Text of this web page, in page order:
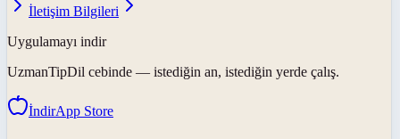
İletişim Bilgileri
Uygulamayı indir
UzmanTipDil cebinde — istediğin an, istediğin yerde çalış.
İndirApp Store